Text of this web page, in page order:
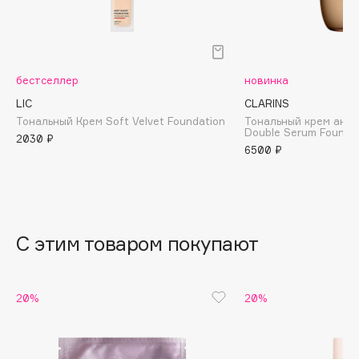
Balmain Hair Couture
Basicare
beautyblender
Beverly Hills Polo Club
Bioderma
бестселлер
LIC
Тональный Крем Soft Velvet Foundation
2030 ₽
новинка
CLARINS
Тональный крем
Double Serum
6500 ₽
С этим товаром покупают
20% 20%